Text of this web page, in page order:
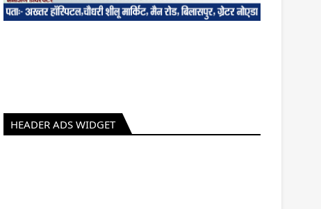
HEADER ADS WIDGET